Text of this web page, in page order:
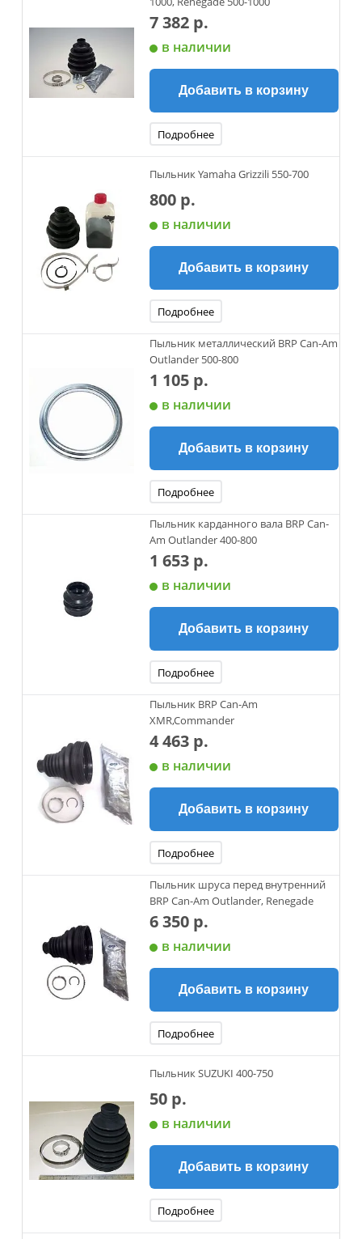
7 382 р.
в наличии
Добавить в корзину
Подробнее
Пыльник Yamaha Grizzili 550-700
800 р.
в наличии
Добавить в корзину
Подробнее
Пыльник металлический BRP Can-Am
Outlander 500-800
1 105 р.
в наличии
Добавить в корзину
Подробнее
Пыльник карданного вала BRP Can-
Am Outlander 400-800
1 653 р.
в наличии
Добавить в корзину
Подробнее
Пыльник BRP Can-Am
XMR,Commander
4 463 р.
в наличии
Добавить в корзину
Подробнее
Пыльник шруса перед внутренний
BRP Can-Am Outlander, Renegade
6 350 р.
в наличии
Добавить в корзину
Подробнее
Пыльник SUZUKI 400-750
50 р.
в наличии
Добавить в корзину
Подробнее